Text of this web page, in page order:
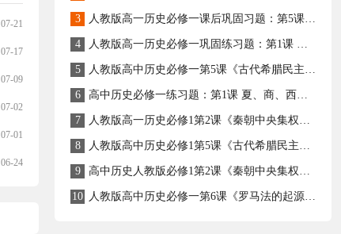
07-21
07-17
07-09
07-02
07-01
06-24
3 人教版高一历史必修一课后巩固习题：第5课《古代希腊民主政治》
4 人教版高一历史必修一巩固练习题：第1课 夏、商、西周的政治制度(含答案)
5 人教版高中历史必修一第5课《古代希腊民主政治制度》课件
6 高中历史必修一练习题：第1课 夏、商、西周的政治制度 (含答案)
7 人教版高一历史必修1第2课《秦朝中央集权制度的形成》巩固练习题
8 人教版高中历史必修1第5课《古代希腊民主政治》导学案
9 高中历史人教版必修1第2课《秦朝中央集权制度的形成》同步测试（含详解）
10 人教版高中历史必修一第6课《罗马法的起源与发展》导学案